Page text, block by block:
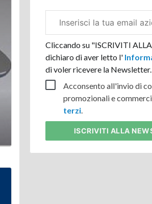
aziendale
Cliccando su "ISCRIVITI
dichiaro di aver letto l'
di voler ricevere la Newsletter.
Acconsento all'invio di
promozionali e
terzi.
ISCRIVITI ALLA